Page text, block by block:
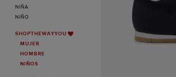
NIÑA
NIÑO
SHOPTHEWAYYOU
MUJER
HOMBRE
NIÑOS